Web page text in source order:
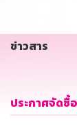
ข่าวสาร
ประกาศจัดซื้